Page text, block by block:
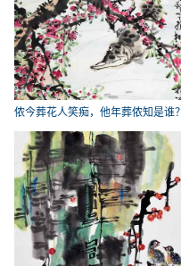
侬今葬花人笑痴，他年葬侬知是谁？